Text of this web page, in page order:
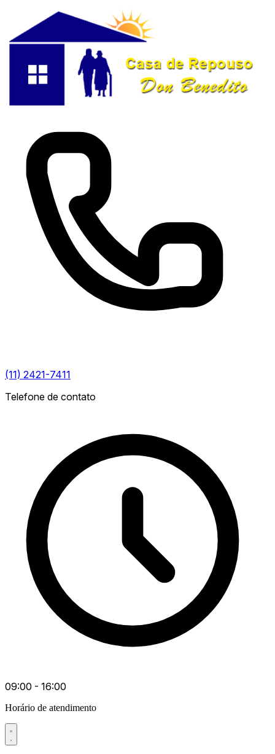
(11) 2421-7411
Telefone de contato
09:00 - 16:00
Horário de atendimento